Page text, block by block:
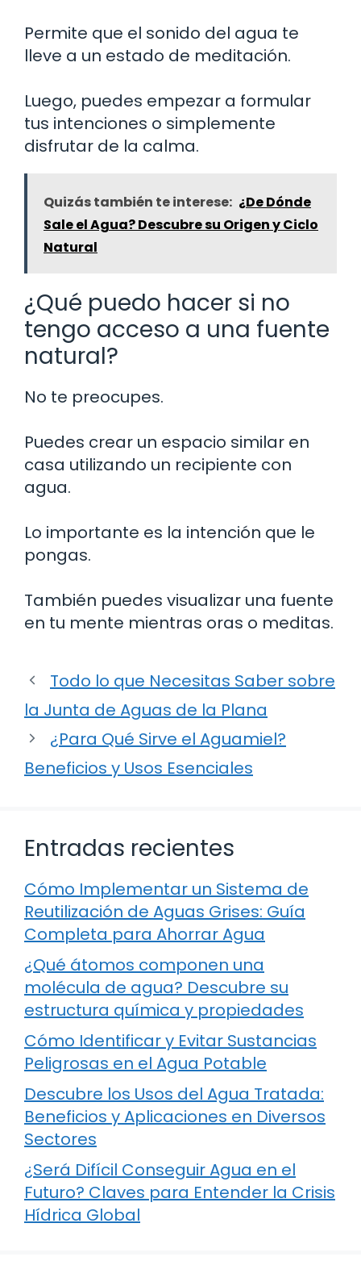
Permite que el sonido del agua te
lleve a un estado de meditación.
Luego, puedes empezar a formular
tus intenciones o simplemente
disfrutar de la calma.
Quizás también te interese: ¿De Dónde
Sale el Agua? Descubre su Origen y Ciclo
Natural
¿Qué puedo hacer si no
tengo acceso a una fuente
natural?
No te preocupes.
Puedes crear un espacio similar en
casa utilizando un recipiente con
agua.
Lo importante es la intención que le
pongas.
También puedes visualizar una fuente
en tu mente mientras oras o meditas.
Todo lo que Necesitas Saber sobre
la Junta de Aguas de la Plana
¿Para Qué Sirve el Aguamiel?
Beneficios y Usos Esenciales
Entradas recientes
Cómo Implementar un Sistema de
Reutilización de Aguas Grises: Guía
Completa para Ahorrar Agua
¿Qué átomos componen una
molécula de agua? Descubre su
estructura química y propiedades
Cómo Identificar y Evitar Sustancias
Peligrosas en el Agua Potable
Descubre los Usos del Agua Tratada:
Beneficios y Aplicaciones en Diversos
Sectores
¿Será Difícil Conseguir Agua en el
Futuro? Claves para Entender la Crisis
Hídrica Global